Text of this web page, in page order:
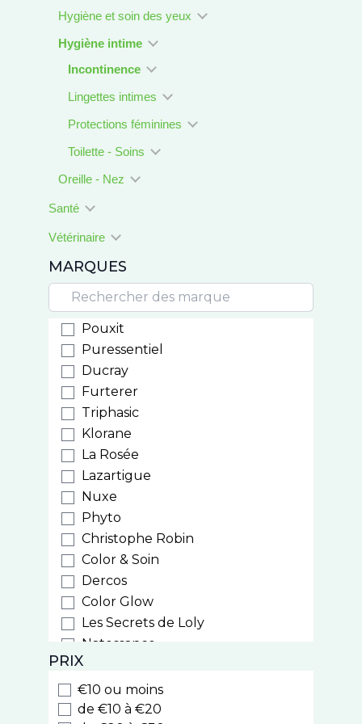
Hygiène et soin des yeux
Hygiène intime
Incontinence
Lingettes intimes
Protections féminines
Toilette - Soins
Oreille - Nez
Santé
Vétérinaire
MARQUES
Pouxit
Puressentiel
Ducray
Furterer
Triphasic
Klorane
La Rosée
Lazartigue
Nuxe
Phyto
Christophe Robin
Color & Soin
Dercos
Color Glow
Les Secrets de Loly
Natessance
Weleda
Biocyte
Luxeol
PRIX
€10 ou moins
de €10 à €20